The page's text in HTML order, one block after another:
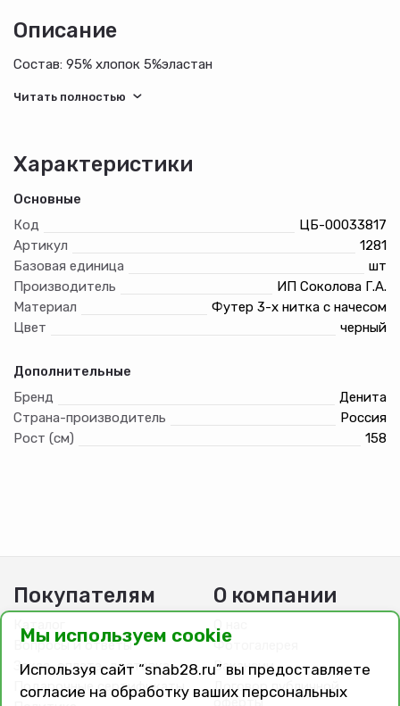
Описание
Состав: 95% хлопок 5%эластан
Характеристики
Основные
Код
ЦБ-00033817
Артикул
1281
Базовая единица
шт
Производитель
ИП Соколова Г.А.
Материал
Футер 3-х нитка с начесом
Цвет
черный
Дополнительные
Бренд
Денита
Страна-производитель
Россия
Рост (см)
158
Покупателям
Каталог
Вопросы и ответы
Заказ, оплата, доставка
Подарочные сертификаты
О компании
О нас
Фотогалерея
Вакансии
Договор публичной
оферты
Мы используем cookie
Используя сайт “snab28.ru” вы предоставляете
согласие на обработку ваших персональных